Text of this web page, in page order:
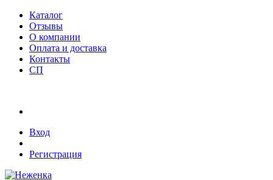
Каталог
Отзывы
О компании
Оплата и доставка
Контакты
СП
Вход
Регистрация